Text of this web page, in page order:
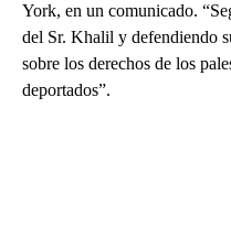
York, en un comunicado.
del Sr. Khalil y defendiendo
sobre los derechos de los
deportados”.